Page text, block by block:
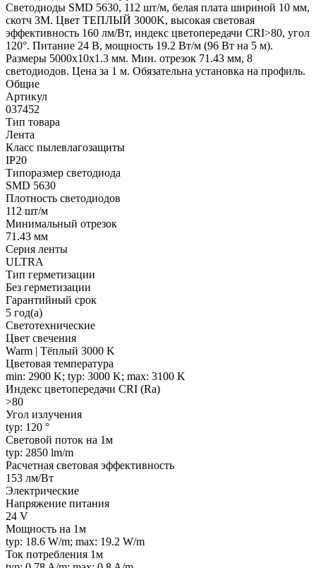
Светодиоды SMD 5630, 112 шт/м, белая плата шириной 10 мм,
скотч 3M. Цвет ТЕПЛЫЙ 3000K, высокая световая
эффективность 160 лм/Вт, индекс цветопередачи CRI>80, угол
120°. Питание 24 В, мощность 19.2 Вт/м (96 Вт на 5 м).
Размеры 5000x10x1.3 мм. Мин. отрезок 71.43 мм, 8
светодиодов. Цена за 1 м. Обязательна установка на профиль.
Общие
Артикул
037452
Тип товара
Лента
Класс пылевлагозащиты
IP20
Типоразмер светодиода
SMD 5630
Плотность светодиодов
112 шт/м
Минимальный отрезок
71.43 мм
Серия ленты
ULTRA
Тип герметизации
Без герметизации
Гарантийный срок
5 год(а)
Светотехнические
Цвет свечения
Warm | Тёплый 3000 K
Цветовая температура
min: 2900 K; typ: 3000 K; max: 3100 K
Индекс цветопередачи CRI (Ra)
>80
Угол излучения
typ: 120 °
Световой поток на 1м
typ: 2850 lm/m
Расчетная световая эффективность
153 лм/Вт
Электрические
Напряжение питания
24 V
Мощность на 1м
typ: 18.6 W/m; max: 19.2 W/m
Ток потребления 1м